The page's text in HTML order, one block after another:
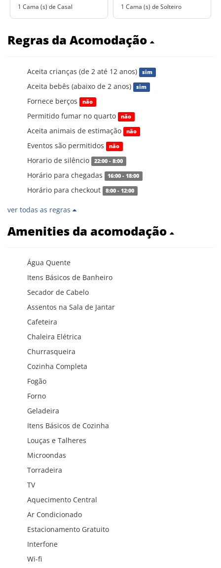
1 Cama (s) de Casal 1 Cama (s) de Solteiro
Regras da Acomodação
Aceita crianças (de 2 até 12 anos) sim
Aceita bebês (abaixo de 2 anos) sim
Fornece berços não
Permitido fumar no quarto não
Aceita animais de estimação não
Eventos são permitidos não
Horario de silêncio 22:00 - 8:00
Horário para chegadas 16:00 - 18:00
Horário para checkout 8:00 - 12:00
ver todas as regras
Amenities da acomodação
Água Quente
Itens Básicos de Banheiro
Secador de Cabelo
Assentos na Sala de Jantar
Cafeteira
Chaleira Elétrica
Churrasqueira
Cozinha Completa
Fogão
Forno
Geladeira
Itens Básicos de Cozinha
Louças e Talheres
Microondas
Torradeira
TV
Aquecimento Central
Ar Condicionado
Estacionamento Gratuito
Interfone
Wi-fi